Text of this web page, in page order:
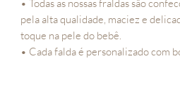
• Todas as nossas fraldas são
pela alta qualidade, maciez e
toque na pele do bebê.
• Cada falda é personalizado com